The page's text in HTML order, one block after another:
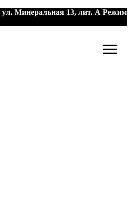
ул. Минеральная 13, лит. А Режим